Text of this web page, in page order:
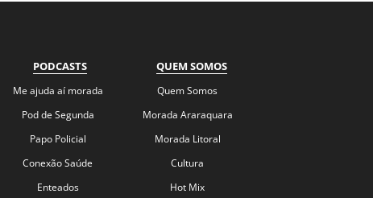
PODCASTS
Me ajuda aí morada
Pod de Segunda
Papo Policial
Conexão Saúde
Enteados
QUEM SOMOS
Quem Somos
Morada Araraquara
Morada Litoral
Cultura
Hot Mix